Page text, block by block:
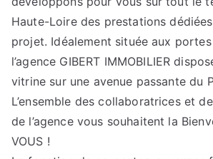
Haute-Loire des prestations
projet. Idéalement située aux
l’agence GIBERT IMMOBILIER
vitrine sur une avenue passante du
L’ensemble des collaboratrices et
de l’agence vous souhaitent la
VOUS !